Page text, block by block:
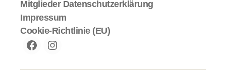
Mitglieder Datenschutzerklärung
Impressum
Cookie-Richtlinie (EU)
Facebookinstagram